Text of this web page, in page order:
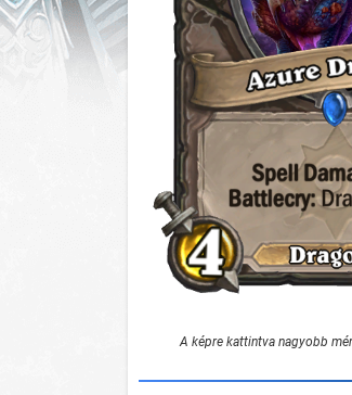
A képre kattintva nagyobb